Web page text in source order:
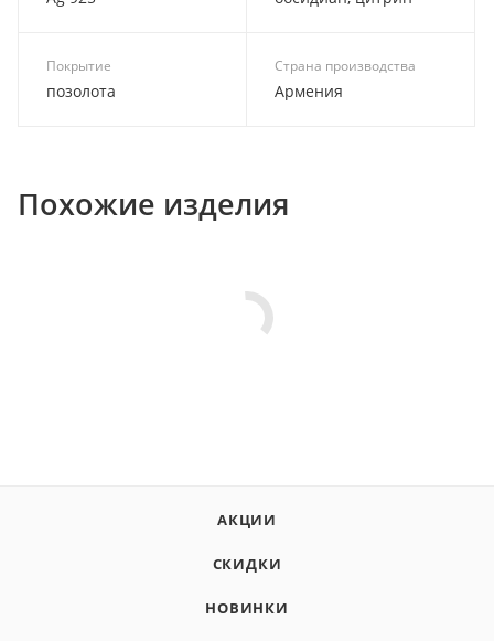
Покрытие
позолота
Страна производства
Армения
Похожие изделия
АКЦИИ
СКИДКИ
НОВИНКИ